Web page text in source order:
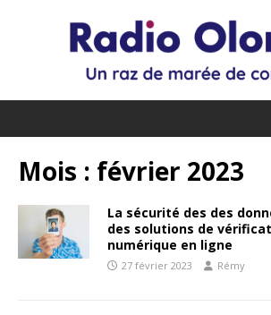
Mois : février 2023
La sécurité des des
des solutions de
numérique en ligne
27 février 2023 Rémy